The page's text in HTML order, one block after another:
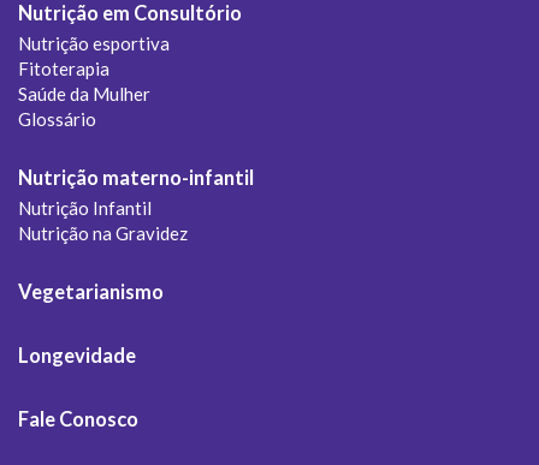
Nutrição em Consultório
Nutrição esportiva
Fitoterapia
Saúde da Mulher
Glossário
Nutrição materno-infantil
Nutrição Infantil
Nutrição na Gravidez
Vegetarianismo
Longevidade
Fale Conosco